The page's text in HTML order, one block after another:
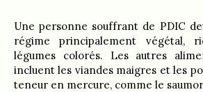
Une personne souffrant de PDIC
régime principalement végétal,
légumes colorés. Les autres
incluent les viandes maigres et les
teneur en mercure, comme le